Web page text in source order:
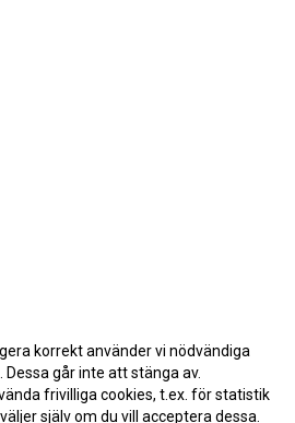
korrekt använder vi nödvändiga
går inte att stänga av.
frivilliga cookies, t.ex. för statistik
själv om du vill acceptera dessa.